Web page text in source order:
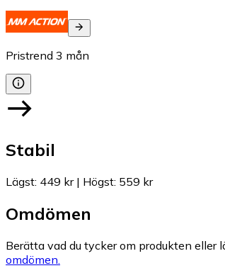
Pristrend 3 mån
Stabil
Lägst: 449 kr| Högst: 559 kr
Omdömen
Berätta vad du tycker om produkten eller
omdömen.